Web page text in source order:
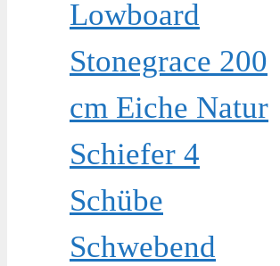
Lowboard
Stonegrace 200
cm Eiche Natur
Schiefer 4
Schübe
Schwebend